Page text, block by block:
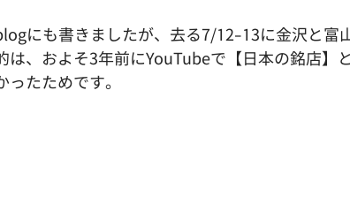
にも書きましたが、去る7/12-13に金沢と富
は、およそ3年前にYouTubeで【日本の銘店】
ったためです。